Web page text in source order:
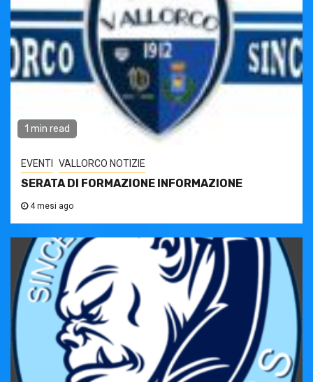
1 min read
EVENTI VALLORCO NOTIZIE
SERATA DI FORMAZIONE INFORMAZIONE
4 mesi ago